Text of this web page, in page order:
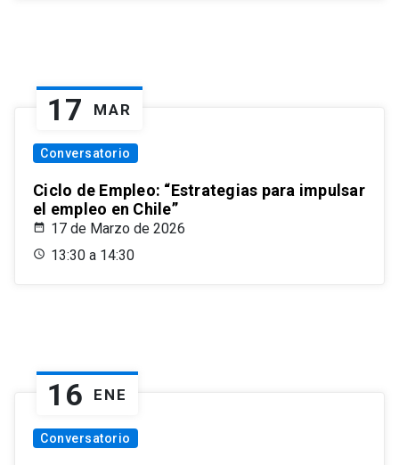
17 MAR
Conversatorio
Ciclo de Empleo: “Estrategias para impulsar
el empleo en Chile”
17 de Marzo de 2026
13:30 a 14:30
16 ENE
Conversatorio